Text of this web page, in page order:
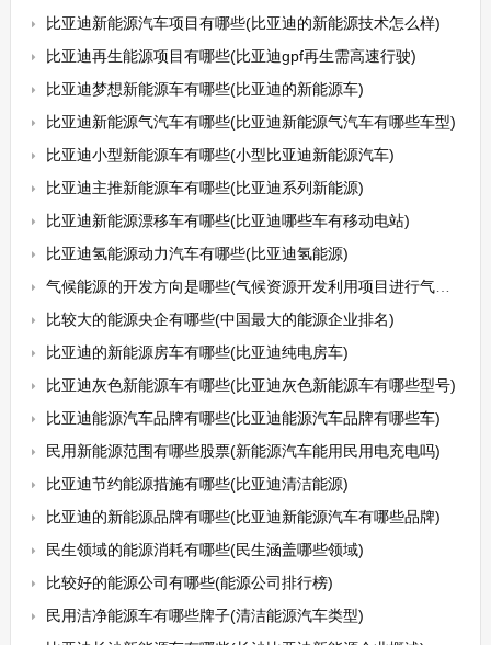
比亚迪新能源汽车项目有哪些(比亚迪的新能源技术怎么样)
比亚迪再生能源项目有哪些(比亚迪gpf再生需高速行驶)
比亚迪梦想新能源车有哪些(比亚迪的新能源车)
比亚迪新能源气汽车有哪些(比亚迪新能源气汽车有哪些车型)
比亚迪小型新能源车有哪些(小型比亚迪新能源汽车)
比亚迪主推新能源车有哪些(比亚迪系列新能源)
比亚迪新能源漂移车有哪些(比亚迪哪些车有移动电站)
比亚迪氢能源动力汽车有哪些(比亚迪氢能源)
气候能源的开发方向是哪些(气候资源开发利用项目进行气候可行性论证)
比较大的能源央企有哪些(中国最大的能源企业排名)
比亚迪的新能源房车有哪些(比亚迪纯电房车)
比亚迪灰色新能源车有哪些(比亚迪灰色新能源车有哪些型号)
比亚迪能源汽车品牌有哪些(比亚迪能源汽车品牌有哪些车)
民用新能源范围有哪些股票(新能源汽车能用民用电充电吗)
比亚迪节约能源措施有哪些(比亚迪清洁能源)
比亚迪的新能源品牌有哪些(比亚迪新能源汽车有哪些品牌)
民生领域的能源消耗有哪些(民生涵盖哪些领域)
比较好的能源公司有哪些(能源公司排行榜)
民用洁净能源车有哪些牌子(清洁能源汽车类型)